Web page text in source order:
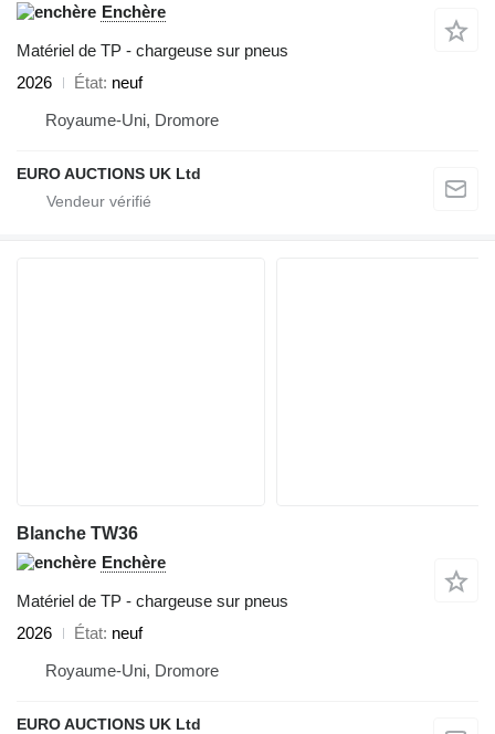
Enchère
Matériel de TP - chargeuse sur pneus
2026
État neuf
Royaume-Uni, Dromore
EURO AUCTIONS UK Ltd
Blanche TW36
Enchère
Matériel de TP - chargeuse sur pneus
2026
État neuf
Royaume-Uni, Dromore
EURO AUCTIONS UK Ltd